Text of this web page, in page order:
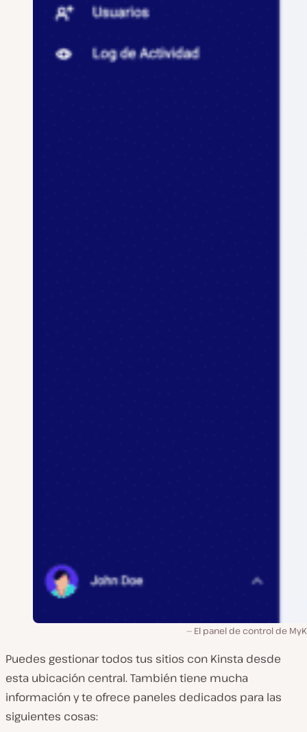
El panel de control de
Puedes gestionar todos tus sitios con Kinsta desde
esta ubicación central. También tiene mucha
información y te ofrece paneles dedicados para las
siguientes cosas: